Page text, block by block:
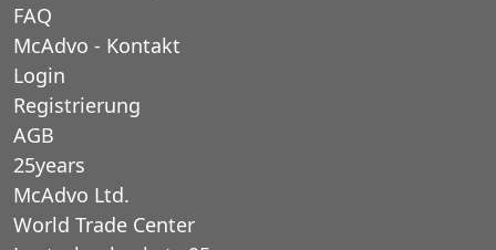
FAQ
McAdvo - Kontakt
Login
Registrierung
AGB
25years
McAdvo Ltd.
World Trade Center